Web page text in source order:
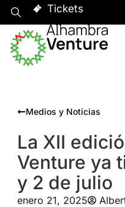
Tickets
Medios y Noticias
La XII
Venture ya
y 2 de julio
enero 21, 2025